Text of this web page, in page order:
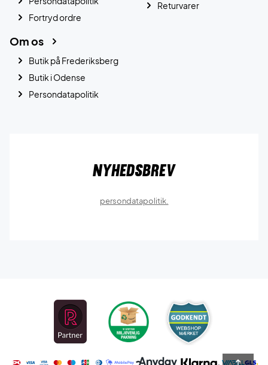
Fortryd ordre
Returvarer
Om os
Butik på Frederiksberg
Butik i Odense
Persondatapolitik
Nyhedsbrev
persondatapolitik.